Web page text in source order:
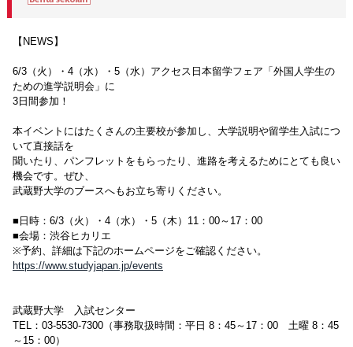
【NEWS】
6/3（火）・4（水）・5（水）アクセス日本留学フェア「外国人学生の
ための進学説明会」に
3日間参加！
本イベントにはたくさんの主要校が参加し、大学説明や留学生入試につ
いて直接話を
聞いたり、パンフレットをもらったり、進路を考えるためにとても良い
機会です。ぜひ、
武蔵野大学のブースへもお立ち寄りください。
■日時：6/3（火）・4（水）・5（木）11：00～17：00
■会場：渋谷ヒカリエ
※予約、詳細は下記のホームページをご確認ください。
https://www.studyjapan.jp/events
武蔵野大学 入試センター
TEL：03-5530-7300（事務取扱時間：平日 8：45～17：00 土曜 8：45
～15：00）